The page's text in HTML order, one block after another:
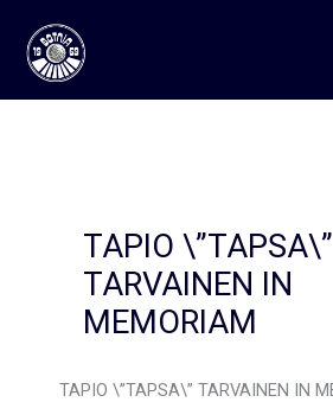
sisältöön
TAPIO \”TAPSA\”
TARVAINEN IN
MEMORIAM
TAPIO \”TAPSA\” TARVAINEN IN